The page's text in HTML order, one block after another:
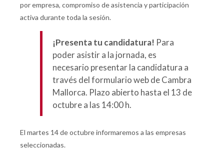
por empresa, compromiso de asistencia y participación
activa durante toda la sesión.
¡Presenta tu candidatura! Para
poder asistir a la jornada, es
necesario presentar la candidatura a
través del formulario web de Cambra
Mallorca. Plazo abierto hasta el 13 de
octubre a las 14:00 h.
El martes 14 de octubre informaremos a las empresas
seleccionadas.